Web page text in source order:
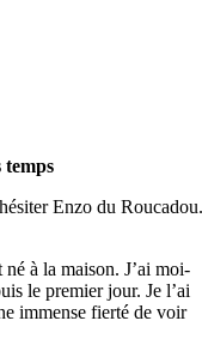
temps
Enzo du
à la maison. J’ai moi-
le premier jour. Je l’ai
immense fierté de voir